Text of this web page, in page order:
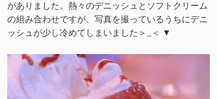
がありました。熱々のデニッシュとソフトクリーム
の組み合わせですが、写真を撮っているうちにデニ
ッシュが少し冷めてしまいました＞_＜ ▼